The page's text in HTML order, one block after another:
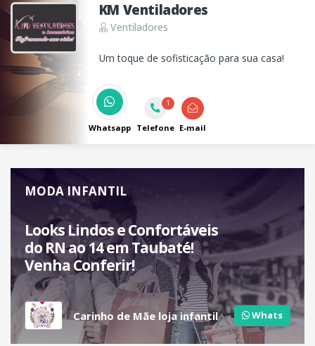
KM Ventiladores
Ventiladores
Um toque de sofisticação para sua casa!
Whatsapp
1
Telefone E-mail
MODA INFANTIL
Looks Lindos e Confortáveis
do RN ao 14 em Taubaté!
Venha Conferir!
Carinho de Mãe loja infantil Whats